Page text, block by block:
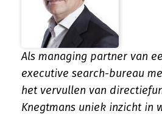
Als managing partner van
executive search-bureau
het vervullen van
Knegtmans uniek inzicht in